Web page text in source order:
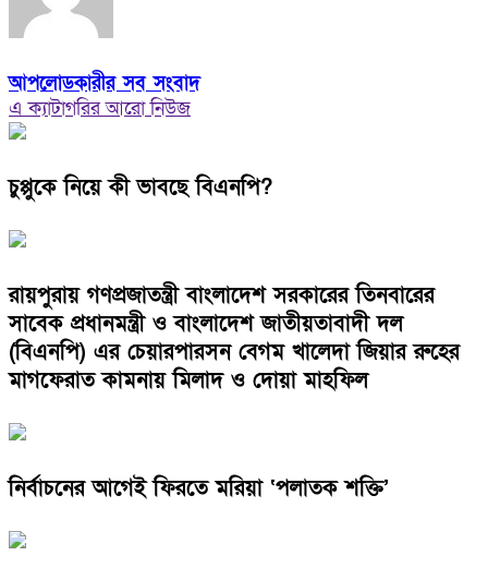
আপলোডকারীর সব সংবাদ
এ ক্যাটাগরির আরো নিউজ
চুপ্পুকে নিয়ে কী ভাবছে বিএনপি?
রায়পুরায় গণপ্রজাতন্ত্রী বাংলাদেশ সরকারের তিনবারের
সাবেক প্রধানমন্ত্রী ও বাংলাদেশ জাতীয়তাবাদী দল
(বিএনপি) এর চেয়ারপারসন বেগম খালেদা জিয়ার রুহের
মাগফেরাত কামনায় মিলাদ ও দোয়া মাহফিল
নির্বাচনের আগেই ফিরতে মরিয়া ‘পলাতক শক্তি’